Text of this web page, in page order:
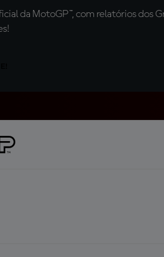
da MotoGP™, com relatórios dos